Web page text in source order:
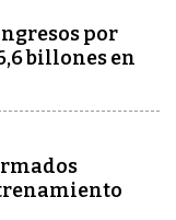
por
billones en